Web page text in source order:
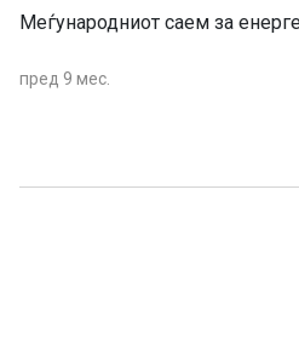
Меѓународниот саем за
пред 9 мес.